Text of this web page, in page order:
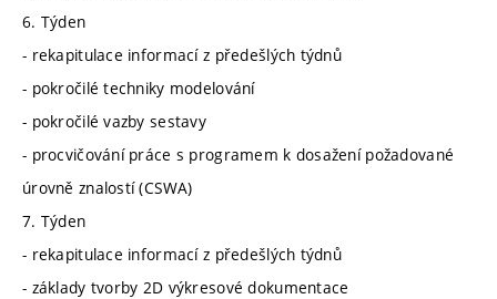
6. Týden
- rekapitulace informací z předešlých týdnů
- pokročilé techniky modelování
- pokročilé vazby sestavy
- procvičování práce s programem k dosažení požadované
úrovně znalostí (CSWA)
7. Týden
- rekapitulace informací z předešlých týdnů
- základy tvorby 2D výkresové dokumentace